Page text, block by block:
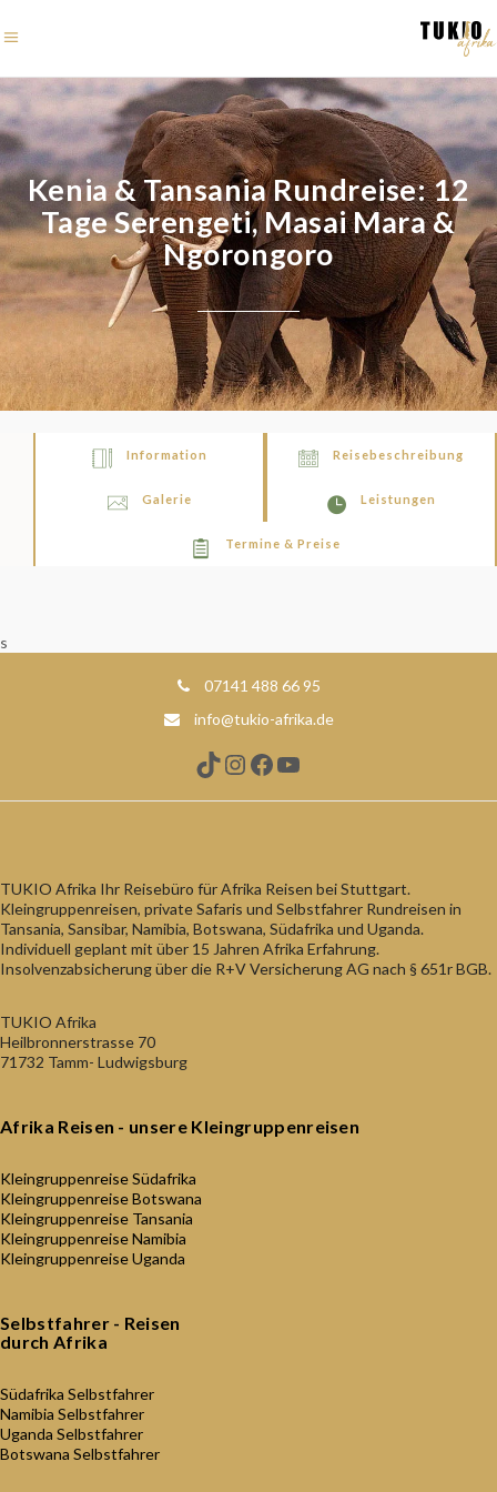
Kenia & Tansania Rundreise: 12
Tage Serengeti, Masai Mara &
Ngorongoro
Information Reisebeschreibung
Galerie Leistungen
Termine & Preise
s
07141 488 66 95
info@tukio-afrika.de
TikTok
Instagram
Facebook
YouTube
TUKIO Afrika Ihr Reisebüro für Afrika Reisen bei Stuttgart.
Kleingruppenreisen, private Safaris und Selbstfahrer Rundreisen in
Tansania, Sansibar, Namibia, Botswana, Südafrika und Uganda.
Individuell geplant mit über 15 Jahren Afrika Erfahrung.
Insolvenzabsicherung über die R+V Versicherung AG nach § 651r BGB.
TUKIO Afrika
Heilbronnerstrasse 70
71732 Tamm- Ludwigsburg
Afrika Reisen - unsere Kleingruppenreisen
Kleingruppenreise Südafrika
Kleingruppenreise Botswana
Kleingruppenreise Tansania
Kleingruppenreise Namibia
Kleingruppenreise Uganda
Selbstfahrer - Reisen
durch Afrika
Südafrika Selbstfahrer
Namibia Selbstfahrer
Uganda Selbstfahrer
Botswana Selbstfahrer